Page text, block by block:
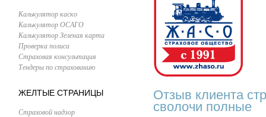
Калькулятор каско
Калькулятор ОСАГО
Калькулятор Зеленая карта
Проверка полиса
Страховая консультация
Тендеры по страхованию
ЖЕЛТЫЕ СТРАНИЦЫ
Страховой надзор
Отзыв клиента
сволочи полные